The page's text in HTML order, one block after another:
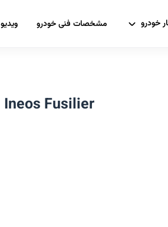
خودرو مشخصات فنی خودرو
Ineos Fusilier